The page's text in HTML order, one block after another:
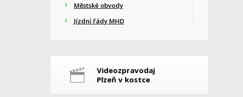
Městské obvody
Jízdní řády MHD
Videozpravodaj
Plzeň v kostce